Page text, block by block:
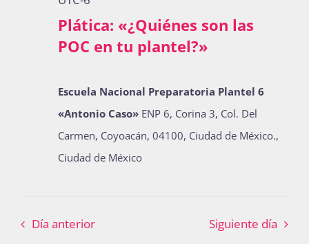
Publicaciones
Plática: «¿Quiénes son las
POC en tu plantel?»
Escuela Nacional Preparatoria Plantel 6
«Antonio Caso» ENP 6, Corina 3, Col. Del
Carmen, Coyoacán, 04100, Ciudad de México.,
Ciudad de México
Día anterior Siguiente día